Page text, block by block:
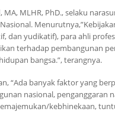
MA, MLHR, PhD., selaku
dan yudikatif), para ahli
terhadap pembangunan
bangsa.”, terangnya.
“Ada banyak faktor yang
nasional,
kebhinekaan,